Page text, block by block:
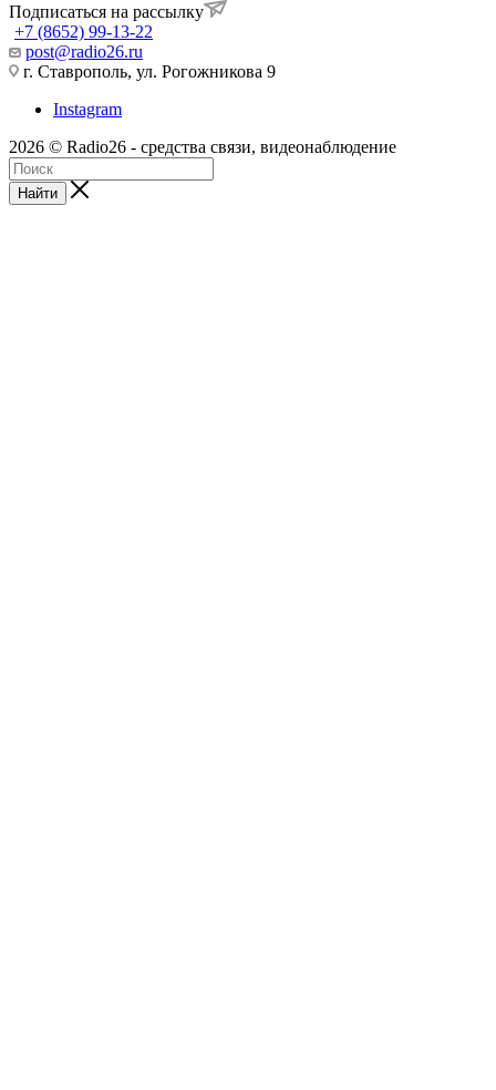
Подписаться на рассылку
+7 (8652) 99-13-22
post@radio26.ru
г. Ставрополь, ул. Рогожникова 9
Instagram
2026 © Radio26 - средства связи, видеонаблюдение
Найти